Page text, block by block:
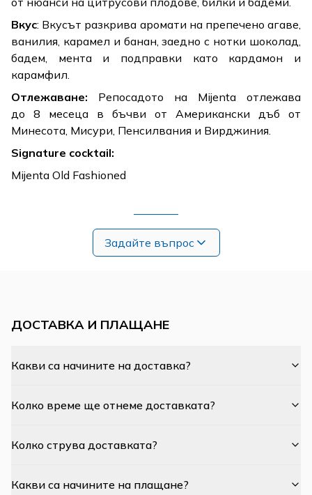
Вкус: Вкусът разкрива аромати на препечено агаве,
ванилия, карамел и банан, заедно с нотки шоколад,
бадем, мента и подправки като кардамон и
карамфил.
Отлежаване: Репосадото на Mijenta отлежава
до 8 месеца в бъчви от Американски дъб от
Минесота, Мисури, Пенсилвания и Вирджиния.
Signature cocktail:
Mijenta Old Fashioned
Задайте въпрос
ДОСТАВКА И ПЛАЩАНЕ
Какви са начините на доставка?
Колко време ще отнеме доставката?
Колко струва доставката?
Какви са начините на плащане?